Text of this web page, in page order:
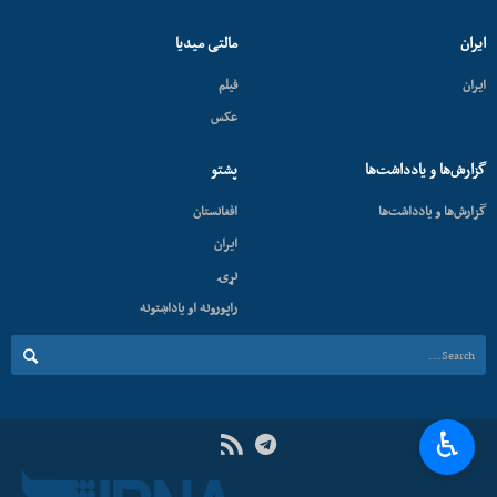
ایران
ایران
مالتی میدیا
فیلم
عکس
گزارش‌ها و یادداشت‌ها
گزارش‌ها و یادداشت‌ها
پشتو
افغانستان
ایران
نړۍ
راپورونه او یاداښتونه
♿︎